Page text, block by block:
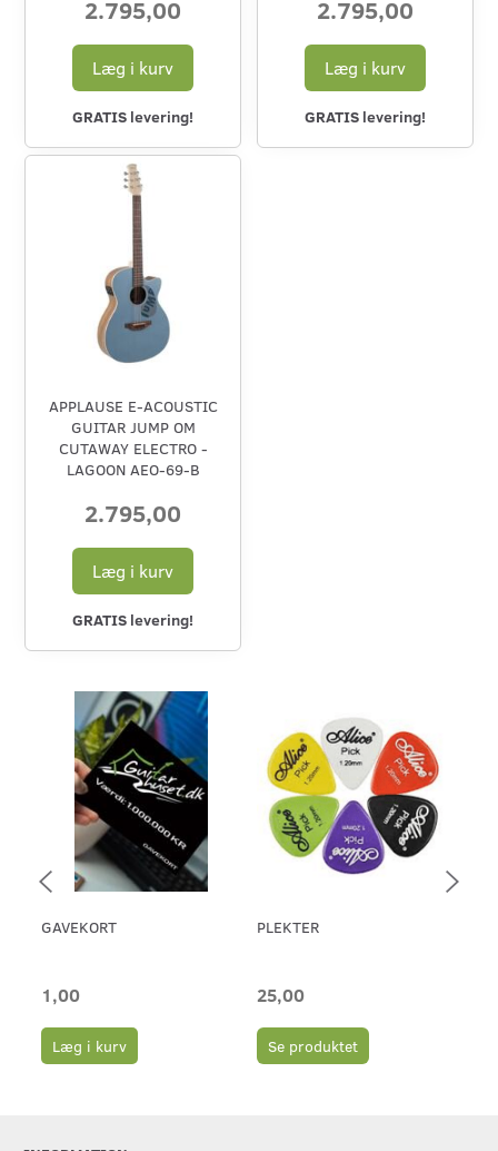
2.795,00
Læg i kurv
GRATIS levering!
2.795,00
Læg i kurv
GRATIS levering!
APPLAUSE E-ACOUSTIC
GUITAR JUMP OM
CUTAWAY ELECTRO -
LAGOON AEO-69-B
2.795,00
Læg i kurv
GRATIS levering!
GAVEKORT
1,00
Læg i kurv
PLEKTER
25,00
Se produktet